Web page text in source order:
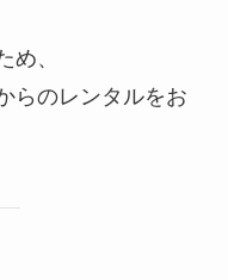
、
らのレンタルをお